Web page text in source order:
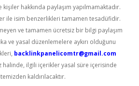
hakkında paylaşım yapılmamaktadır.
ile isim benzerlikleri tamamen tesadüfidir.
ve tamamen ücretsiz bir bilgi paylaşım
ve yasal düzenlemelere aykırı olduğunu
backlinkpanelicomtr@gmail.com
ilgili içerikler yasal süre içerisinde
kaldırılacaktır.